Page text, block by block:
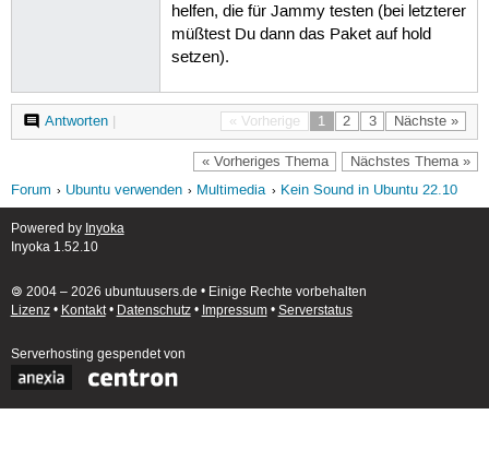
helfen, die für Jammy testen (bei letzterer
müßtest Du dann das Paket auf hold
setzen).
« Vorherige 1 2 3 Nächste »
Antworten|
« Vorheriges Thema Nächstes Thema »
Forum Ubuntu verwenden Multimedia Kein Sound in Ubuntu 22.10
Powered by Inyoka
Inyoka 1.52.10
🄯 2004 – 2026 ubuntuusers.de • Einige Rechte vorbehalten
Lizenz• Kontakt• Datenschutz• Impressum• Serverstatus
Serverhosting gespendet von